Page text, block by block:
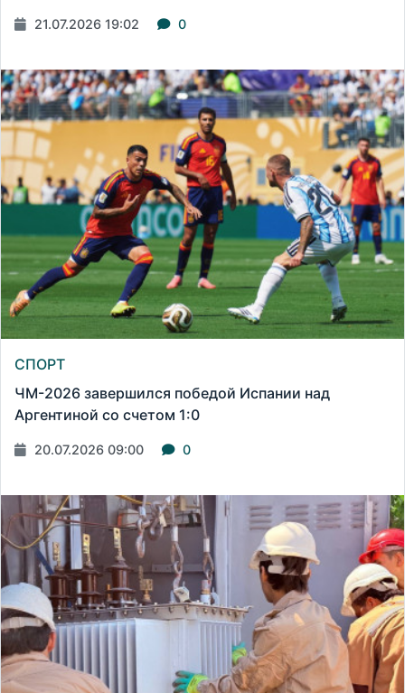
21.07.2026 19:02 0
СПОРТ
ЧМ-2026 завершился победой Испании над
Аргентиной со счетом 1:0
20.07.2026 09:00 0